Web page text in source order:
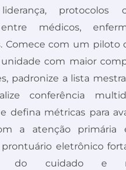
protocolos
entre médicos,
Comece com um piloto
com maior
padronize a lista
conferência
defina métricas para
a atenção
eletrônico
do cuidado e